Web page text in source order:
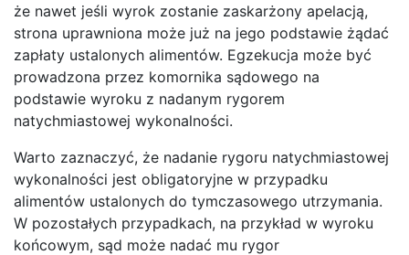
że nawet jeśli wyrok zostanie zaskarżony apelacją,
strona uprawniona może już na jego podstawie żądać
zapłaty ustalonych alimentów. Egzekucja może być
prowadzona przez komornika sądowego na
podstawie wyroku z nadanym rygorem
natychmiastowej wykonalności.
Warto zaznaczyć, że nadanie rygoru natychmiastowej
wykonalności jest obligatoryjne w przypadku
alimentów ustalonych do tymczasowego utrzymania.
W pozostałych przypadkach, na przykład w wyroku
końcowym, sąd może nadać mu rygor